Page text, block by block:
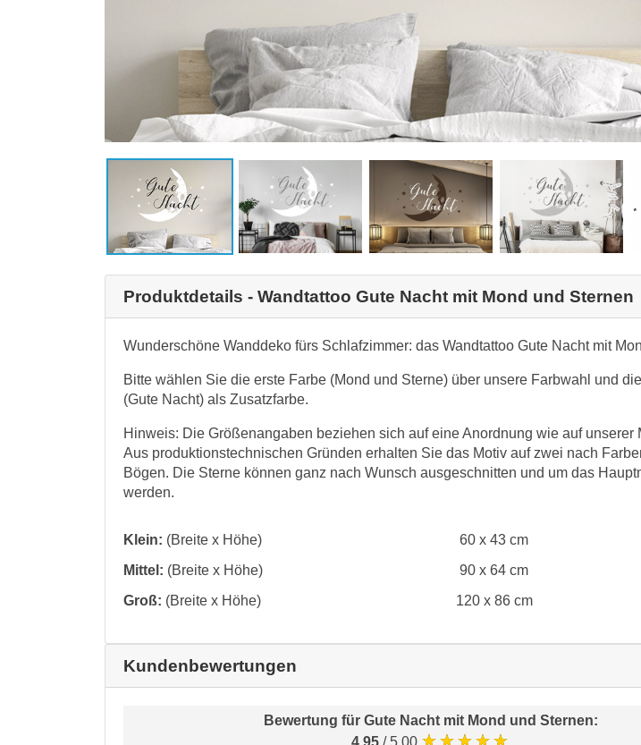
Produktdetails - Wandtattoo Gute Nacht mit Mond und Sternen
Wunderschöne Wanddeko fürs Schlafzimmer: das Wandtattoo Gute Nacht mit
Bitte wählen Sie die erste Farbe (Mond und Sterne) über unsere Farbwahl und
(Gute Nacht) als Zusatzfarbe.
Hinweis: Die Größenangaben beziehen sich auf eine Anordnung wie auf unserer
Aus produktionstechnischen Gründen erhalten Sie das Motiv auf zwei nach
Bögen. Die Sterne können ganz nach Wunsch ausgeschnitten und um das
werden.
Klein: (Breite x Höhe)
60 x 43 cm
Mittel: (Breite x Höhe)
90 x 64 cm
Groß: (Breite x Höhe) 120 x 86 cm
Kundenbewertungen
Bewertung für Gute Nacht mit Mond und Sternen:
4.95 / 5.00 ★★★★★